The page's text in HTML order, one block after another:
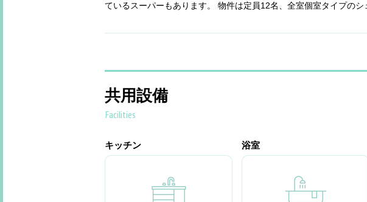
ているスーパーもあります。 物件は定員12名、全室個室タイプのシ
共用設備
Facilities
キッチン 浴室